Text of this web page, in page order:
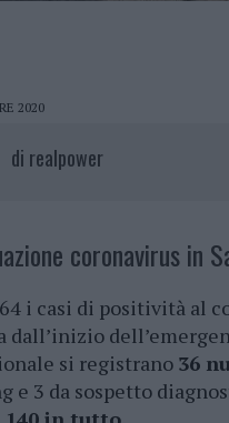
2020
di realpower
coronavirus in
i casi di positività al
dall’inizio
si registrano 36
e 3 da sospetto